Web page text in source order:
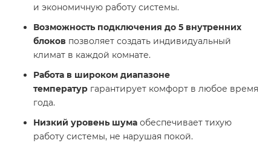
и экономичную работу системы.​
Возможность подключения до 5 внутренних
блоков позволяет создать индивидуальный
климат в каждой комнате.​
Работа в широком диапазоне
температур гарантирует комфорт в любое время
года.​
Низкий уровень шума обеспечивает тихую
работу системы, не нарушая покой.​